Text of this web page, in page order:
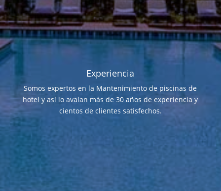
Experiencia
Somos expertos en la Mantenimiento de piscinas de
hotel y así lo avalan más de 30 años de experiencia y
cientos de clientes satisfechos.